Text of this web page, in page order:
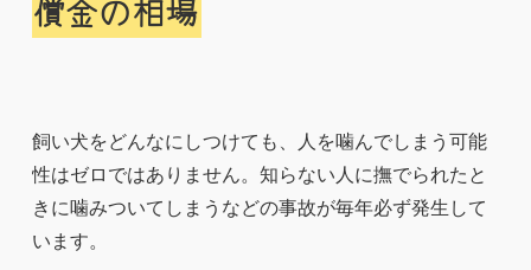
償金の相場
飼い犬をどんなにしつけても、人を噛んでしまう可能
性はゼロではありません。知らない人に撫でられたと
きに噛みついてしまうなどの事故が毎年必ず発生して
います。